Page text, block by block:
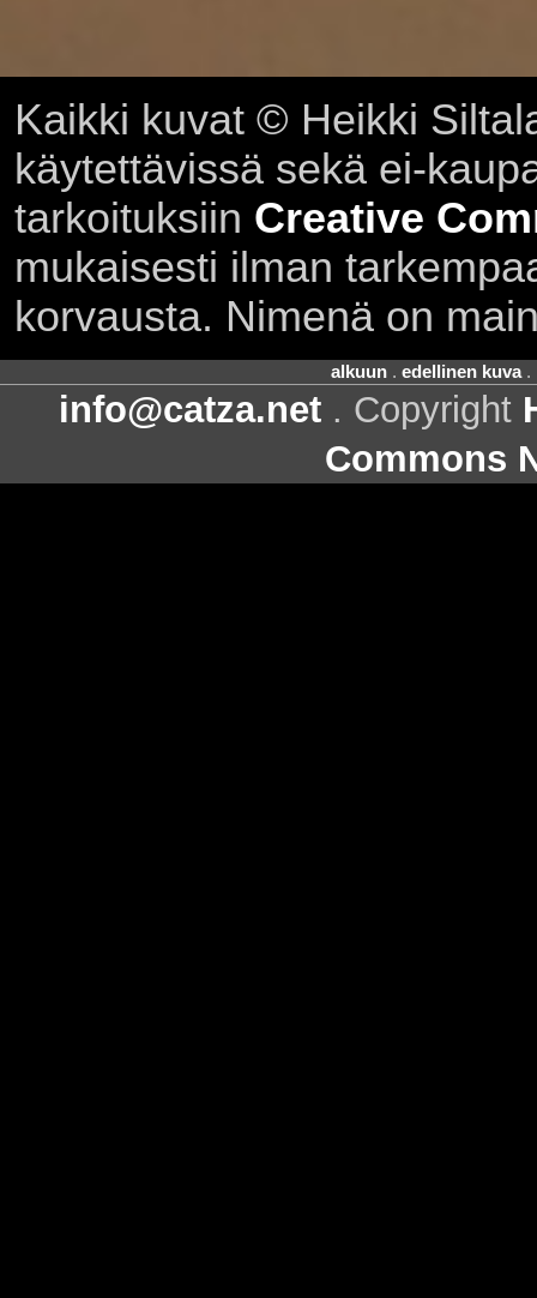
Kaikki kuvat © Heikki
käytettävissä sekä ei-
tarkoituksiin Creative
mukaisesti ilman
korvausta. Nimenä on
alkuun. edellinen kuva.
info@catza.net . Copyright
Commons